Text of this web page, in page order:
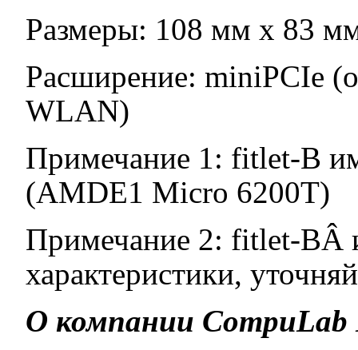
Размеры: 108 мм x 83
Расширение: miniPCIe
WLAN)
Примечание 1: fitlet-B
(AMDE1 Micro 6200T)
Примечание 2: fitlet-BÂ
характеристики,
О компании CompuLab